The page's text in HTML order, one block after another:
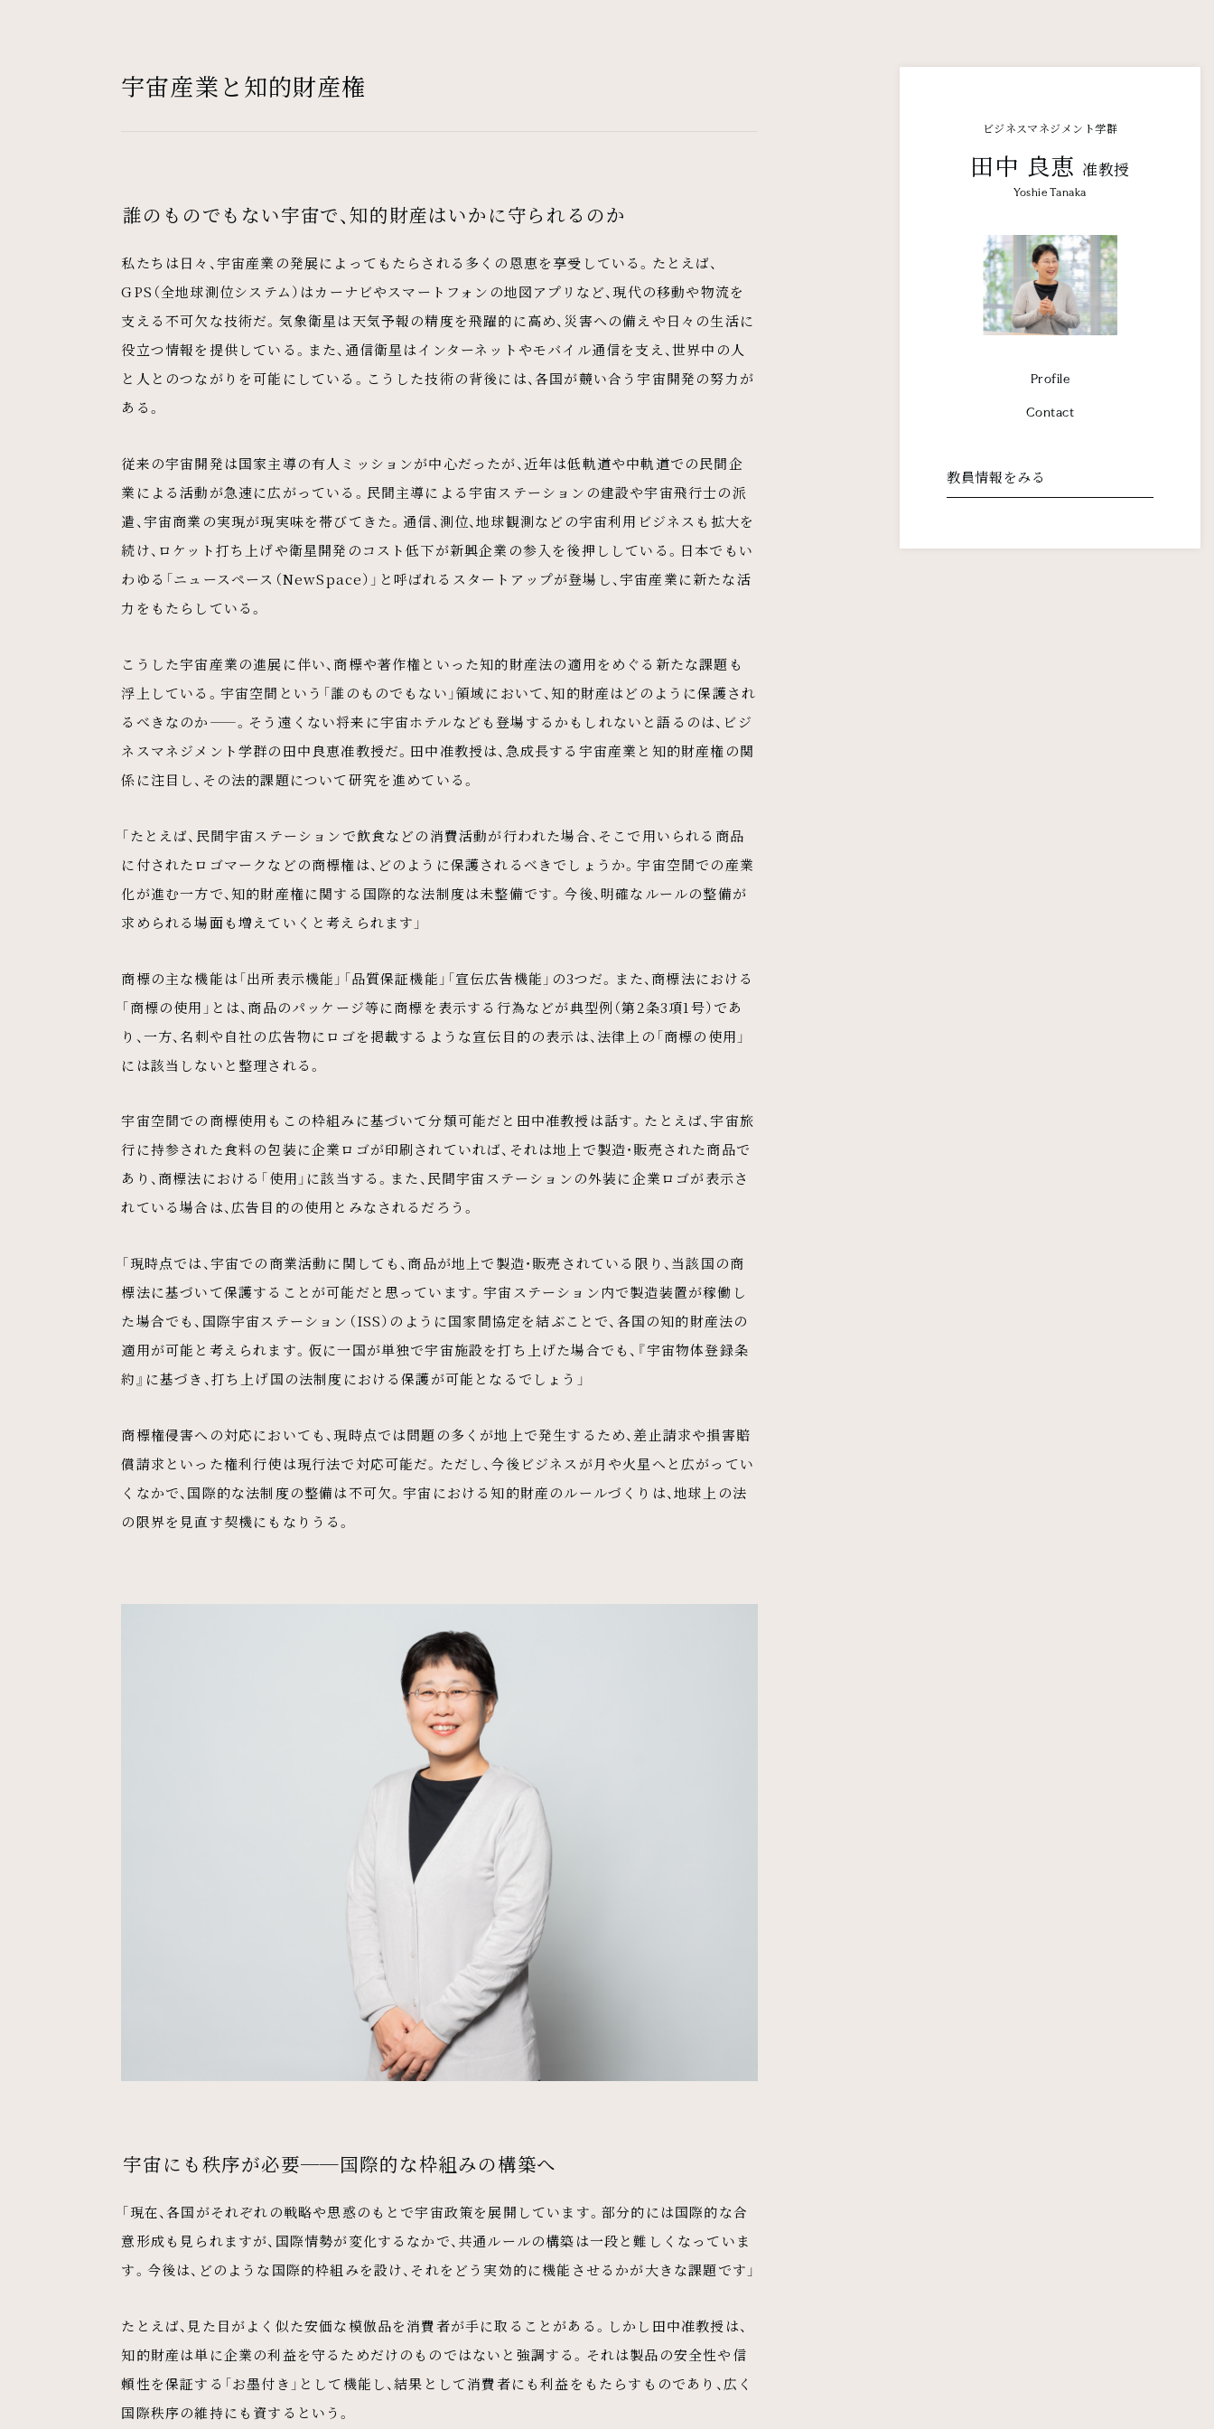
ビジネスマネジメント学群
田中 良恵准教授
Yoshie Tanaka
Profile
Contact
教員情報をみる
宇宙産業と知的財産権
誰のものでもない宇宙で、知的財産はいかに守られるのか
私たちは日々、宇宙産業の発展によってもたらされる多くの恩恵を享受している。たとえば、
GPS（全地球測位システム）はカーナビやスマートフォンの地図アプリなど、現代の移動や物流を
支える不可欠な技術だ。気象衛星は天気予報の精度を飛躍的に高め、災害への備えや日々の生活に
役立つ情報を提供している。また、通信衛星はインターネットやモバイル通信を支え、世界中の人
と人とのつながりを可能にしている。こうした技術の背後には、各国が競い合う宇宙開発の努力が
ある。
従来の宇宙開発は国家主導の有人ミッションが中心だったが、近年は低軌道や中軌道での民間企
業による活動が急速に広がっている。民間主導による宇宙ステーションの建設や宇宙飛行士の派
遣、宇宙商業の実現が現実味を帯びてきた。通信、測位、地球観測などの宇宙利用ビジネスも拡大を
続け、ロケット打ち上げや衛星開発のコスト低下が新興企業の参入を後押ししている。日本でもい
わゆる「ニュースペース（NewSpace）」と呼ばれるスタートアップが登場し、宇宙産業に新たな活
力をもたらしている。
こうした宇宙産業の進展に伴い、商標や著作権といった知的財産法の適用をめぐる新たな課題も
浮上している。宇宙空間という「誰のものでもない」領域において、知的財産はどのように保護され
るべきなのか——。そう遠くない将来に宇宙ホテルなども登場するかもしれないと語るのは、ビジ
ネスマネジメント学群の田中良恵准教授だ。田中准教授は、急成長する宇宙産業と知的財産権の関
係に注目し、その法的課題について研究を進めている。
「たとえば、民間宇宙ステーションで飲食などの消費活動が行われた場合、そこで用いられる商品
に付されたロゴマークなどの商標権は、どのように保護されるべきでしょうか。宇宙空間での産業
化が進む一方で、知的財産権に関する国際的な法制度は未整備です。今後、明確なルールの整備が
求められる場面も増えていくと考えられます」
商標の主な機能は「出所表示機能」「品質保証機能」「宣伝広告機能」の3つだ。また、商標法における
「商標の使用」とは、商品のパッケージ等に商標を表示する行為などが典型例（第2条3項1号）であ
り、一方、名刺や自社の広告物にロゴを掲載するような宣伝目的の表示は、法律上の「商標の使用」
には該当しないと整理される。
宇宙空間での商標使用もこの枠組みに基づいて分類可能だと田中准教授は話す。たとえば、宇宙旅
行に持参された食料の包装に企業ロゴが印刷されていれば、それは地上で製造・販売された商品で
あり、商標法における「使用」に該当する。また、民間宇宙ステーションの外装に企業ロゴが表示さ
れている場合は、広告目的の使用とみなされるだろう。
「現時点では、宇宙での商業活動に関しても、商品が地上で製造・販売されている限り、当該国の商
標法に基づいて保護することが可能だと思っています。宇宙ステーション内で製造装置が稼働し
た場合でも、国際宇宙ステーション（ISS）のように国家間協定を結ぶことで、各国の知的財産法の
適用が可能と考えられます。仮に一国が単独で宇宙施設を打ち上げた場合でも、『宇宙物体登録条
約』に基づき、打ち上げ国の法制度における保護が可能となるでしょう」
商標権侵害への対応においても、現時点では問題の多くが地上で発生するため、差止請求や損害賠
償請求といった権利行使は現行法で対応可能だ。ただし、今後ビジネスが月や火星へと広がってい
くなかで、国際的な法制度の整備は不可欠。宇宙における知的財産のルールづくりは、地球上の法
の限界を見直す契機にもなりうる。
宇宙にも秩序が必要──国際的な枠組みの構築へ
「現在、各国がそれぞれの戦略や思惑のもとで宇宙政策を展開しています。部分的には国際的な合
意形成も見られますが、国際情勢が変化するなかで、共通ルールの構築は一段と難しくなっていま
す。今後は、どのような国際的枠組みを設け、それをどう実効的に機能させるかが大きな課題です」
たとえば、見た目がよく似た安価な模倣品を消費者が手に取ることがある。しかし田中准教授は、
知的財産は単に企業の利益を守るためだけのものではないと強調する。それは製品の安全性や信
頼性を保証する「お墨付き」として機能し、結果として消費者にも利益をもたらすものであり、広く
国際秩序の維持にも資するという。